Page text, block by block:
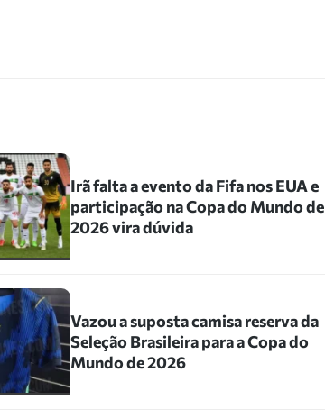
Irã falta a evento da Fifa nos EUA e
participação na Copa do Mundo de
2026 vira dúvida
Vazou a suposta camisa reserva da
Seleção Brasileira para a Copa do
Mundo de 2026